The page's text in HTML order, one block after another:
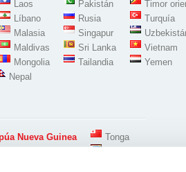
Laos
Líbano
Malasia
Maldivas
Mongolia
Nepal
Pakistán
Rusia
Singapur
Sri Lanka
Tailandia
Timor
Turquía
Vietnam
Yemen
Nueva Guinea
Tonga